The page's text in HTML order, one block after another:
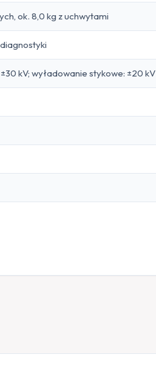
ok. 8,0 kg z uchwytami
kV; wyładowanie stykowe: ±20 kV